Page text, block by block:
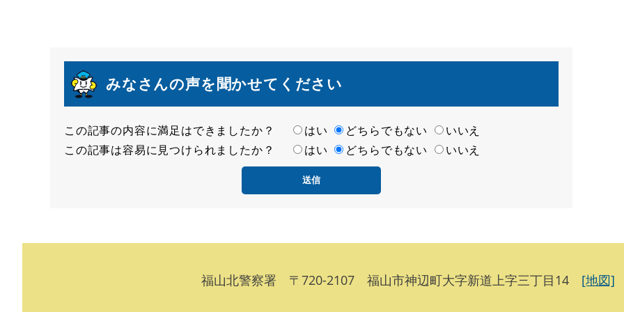
みなさんの声を聞かせてください
満
足
この記事の内容に満足はできましたか？ はい どちらでもない
いいえ
容
この記事は容易に見つけられましたか？ はい どちらでもない いいえ
福山北警察署 〒720-2107 福山市神辺町大字新道上字三丁目14 [地図]